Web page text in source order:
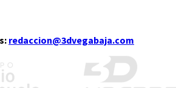
redaccion@3dvegabaja.com